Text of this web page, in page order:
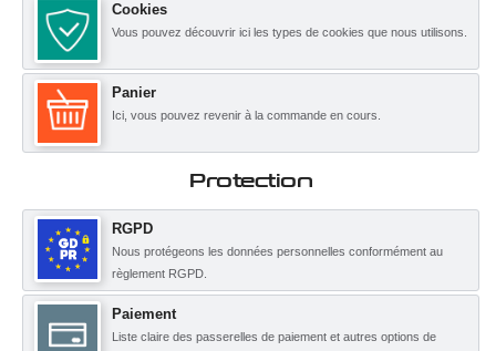
Cookies
Vous pouvez découvrir ici les types de cookies que nous utilisons.
Panier
Ici, vous pouvez revenir à la commande en cours.
Protection
RGPD
Nous protégeons les données personnelles conformément au
règlement RGPD.
Paiement
Liste claire des passerelles de paiement et autres options de